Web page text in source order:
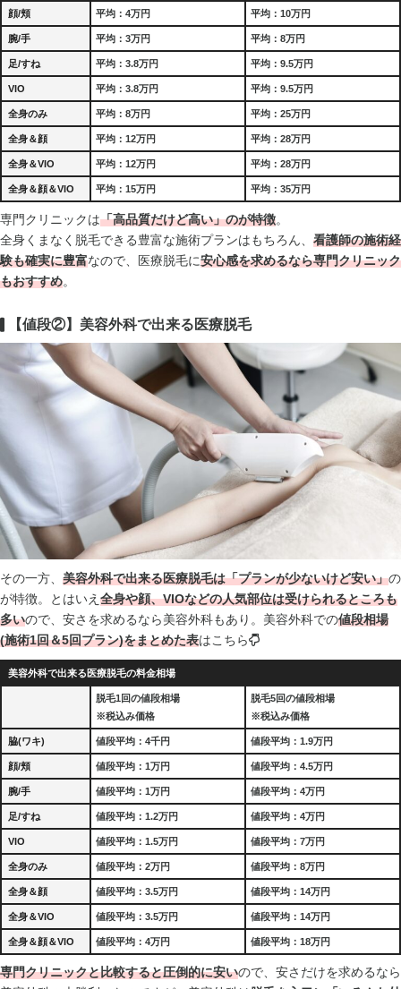
顔/頬 平均：4万円 平均：10万円
腕/手 平均：3万円 平均：8万円
足/すね 平均：3.8万円 平均：9.5万円
VIO 平均：3.8万円 平均：9.5万円
全身のみ 平均：8万円 平均：25万円
全身＆顔 平均：12万円 平均：28万円
全身＆VIO 平均：12万円 平均：28万円
全身＆顔＆VIO 平均：15万円 平均：35万円
専門クリニックは「高品質だけど高い」のが特徴。
全身くまなく脱毛できる豊富な施術プランはもちろん、 看護師の施術経
験も確実に豊富なので、医療脱毛に安心感を求めるなら専門クリニック
もおすすめ。
【値段②】美容外科で出来る医療脱毛
その一方、 美容外科で出来る医療脱毛は「プランが少ないけど安い」の
が特徴。とはいえ 全身や顔、VIOなどの人気部位は受けられるところも
多いので、安さを求めるなら美容外科もあり。美容外科での値段相場
(施術1回＆5回プラン)をまとめた表はこちら
美容外科で出来る医療脱毛の料金相場
脱毛1回の値段相場
※税込み価格
脱毛5回の値段相場
※税込み価格
脇(ワキ) 値段平均：4千円 値段平均：1.9万円
顔/頬 値段平均：1万円 値段平均：4.5万円
腕/手 値段平均：1万円 値段平均：4万円
足/すね 値段平均：1.2万円 値段平均：4万円
VIO 値段平均：1.5万円 値段平均：7万円
全身のみ 値段平均：2万円 値段平均：8万円
全身＆顔 値段平均：3.5万円 値段平均：14万円
全身＆VIO 値段平均：3.5万円 値段平均：14万円
全身＆顔＆VIO 値段平均：4万円 値段平均：18万円
専門クリニックと比較すると圧倒的に安いので、安さだけを求めるなら